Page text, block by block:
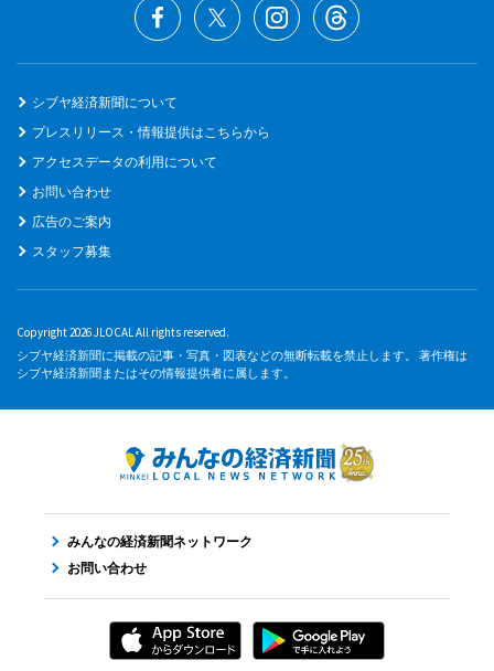
シブヤ経済新聞について
プレスリリース・情報提供はこちらから
アクセスデータの利用について
お問い合わせ
広告のご案内
スタッフ募集
Copyright 2026 JLOCAL All rights reserved.
シブヤ経済新聞に掲載の記事・写真・図表などの無断転載を禁止します。 著作権は
シブヤ経済新聞またはその情報提供者に属します。
みんなの経済新聞ネットワーク
お問い合わせ